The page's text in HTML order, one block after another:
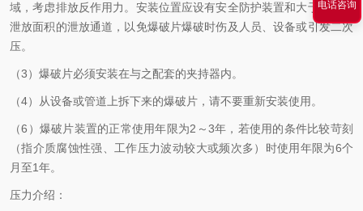
域，考虑排放反作用力。安装位置应设有安全防护装置和大于爆破片
泄放面积的泄放通道，以免爆破片爆破时伤及人员、设备或引发二次
压。
（3）爆破片必须安装在与之配套的夹持器内。
（4）从设备或管道上拆下来的爆破片，请不要重新安装使用。
（6）爆破片装置的正常使用年限为2～3年，若使用的条件比较苛刻
（指介质腐蚀性强、工作压力波动较大或频次多）时使用年限为6个
月至1年。
压力介绍：
电话咨询